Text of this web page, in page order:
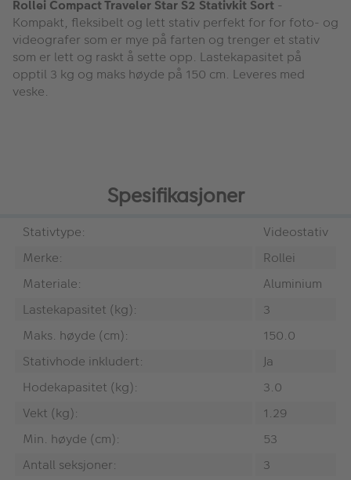
Rollei Compact Traveler Star S2 Stativkit Sort -
Kompakt, fleksibelt og lett stativ perfekt for for foto- og
videografer som er mye på farten og trenger et stativ
som er lett og raskt å sette opp. Lastekapasitet på
opptil 3 kg og maks høyde på 150 cm. Leveres med
veske.
Spesifikasjoner
Stativtype:
Videostativ
Merke:
Rollei
Materiale:
Aluminium
Lastekapasitet (kg):
3
Maks. høyde (cm):
150.0
Stativhode inkludert:
Ja
Hodekapasitet (kg):
3.0
Vekt (kg):
1.29
Min. høyde (cm):
53
Antall seksjoner:
3